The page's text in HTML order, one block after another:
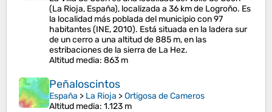
(La Rioja, España), localizada a 36 km de Logroño. Es
la localidad más poblada del municipio con 97
habitantes (INE, 2010). Está situada en la ladera sur
de un cerro a una altitud de 885 m, en las
estribaciones de la sierra de La Hez.
Altitud media: 863 m
Peñaloscintos
España > La Rioja >Ortigosa de Cameros
Altitud media: 1.123 m